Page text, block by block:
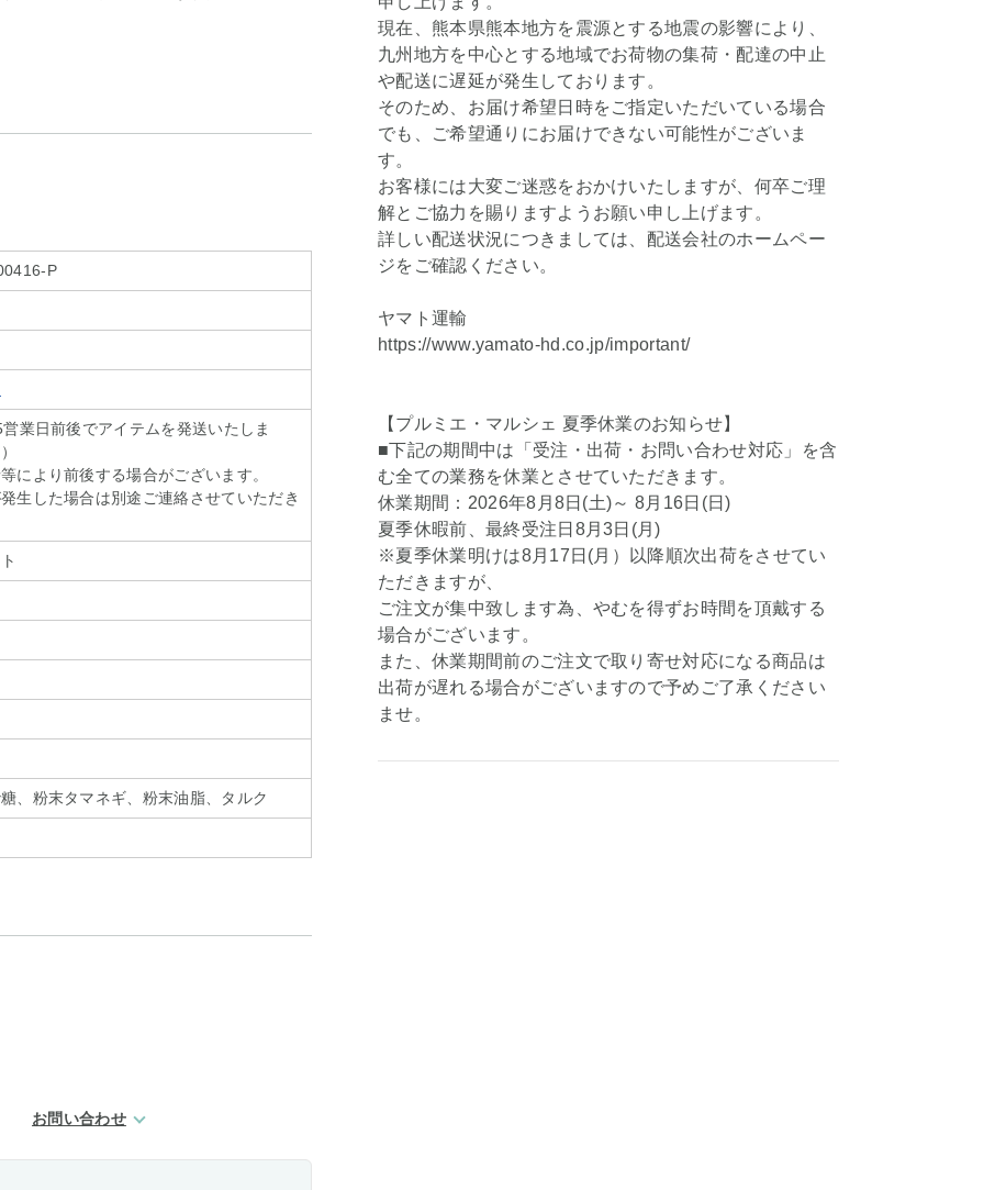
P
業日前後でアイテムを発送いたしま
により前後する場合がございます。
生した場合は別途ご連絡させていただき
、粉末タマネギ、粉末油脂、タルク
お問い合わせ
現在、熊本県熊本地方を震源とする地震の影響により、
九州地方を中心とする地域でお荷物の集荷・配達の中止
や配送に遅延が発生しております。
そのため、お届け希望日時をご指定いただいている場合
でも、ご希望通りにお届けできない可能性がございま
す。
お客様には大変ご迷惑をおかけいたしますが、何卒ご理
解とご協力を賜りますようお願い申し上げます。
詳しい配送状況につきましては、配送会社のホームペー
ジをご確認ください。
ヤマト運輸
https://www.yamato-hd.co.jp/important/
【プルミエ・マルシェ 夏季休業のお知らせ】
■下記の期間中は「受注・出荷・お問い合わせ対応」を含
む全ての業務を休業とさせていただきます。
休業期間：2026年8月8日(土)～ 8月16日(日)
夏季休暇前、最終受注日8月3日(月)
※夏季休業明けは8月17日(月）以降順次出荷をさせてい
ただきますが、
ご注文が集中致します為、やむを得ずお時間を頂戴する
場合がございます。
また、休業期間前のご注文で取り寄せ対応になる商品は
出荷が遅れる場合がございますので予めご了承ください
ませ。